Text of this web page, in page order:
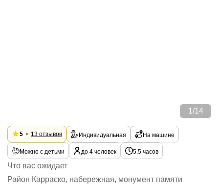
1 /14
5 13 отзывов Индивидуальная На машине
Можно с детьми до 4 человек 5.5 часов
Что вас ожидает
Район Карраско, набережная, монумент памяти